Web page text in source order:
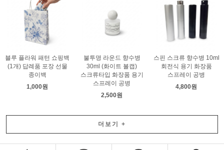
블루 플라워 패턴 쇼핑백
(1개) 답례품 포장 선물
종이백
1,000원
불투명 라운드 향수병
30ml (화이트 볼캡)
스크류타입 화장품 용기
스프레이 공병
2,500원
스핀 스크류 향수병 10ml
회전식 용기 화장품
스프레이 공병
4,800원
더보기 +